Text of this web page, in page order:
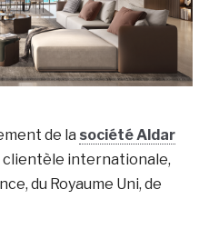
de la société Aldar
internationale,
, du Royaume Uni, de